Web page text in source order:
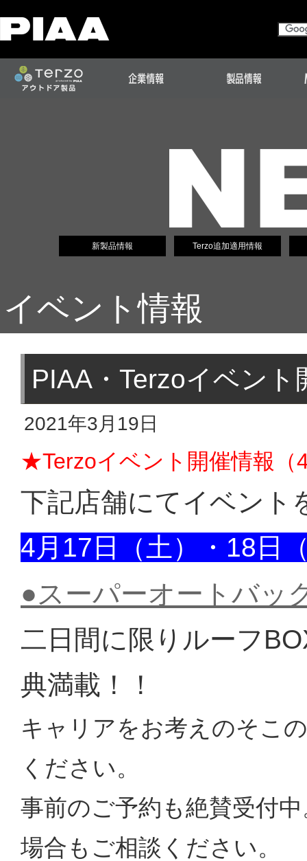
新製品情報 Terzo追加適用情報
イベント情報
PIAA・Terzoイベン
2021年3月19日
★Terzoイベント開催情報（
下記店舗にてイベント
4月17日（土）・18日
●スーパーオートバッ
二日間に限りルーフ
典満載！！
キャリアをお考えのそこ
ください。
事前のご予約も絶賛受付
場合もご相談ください。